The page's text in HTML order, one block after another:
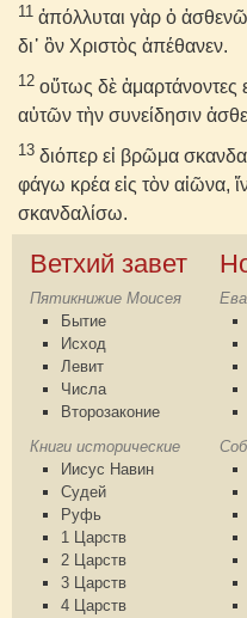
11 ἀπόλλυται γὰρ ὁ
δι᾽ ὃν Χριστὸς ἀπέθανεν.
12 οὕτως δὲ ἁμαρτάνοντες
αὐτῶν τὴν συνείδησιν
13 διόπερ εἰ βρῶμα
φάγω κρέα εἰς τὸν αἰῶνα,
σκανδαλίσω.
Ветхий завет
Пятикнижие Моисея
Бытие
Исход
Левит
Числа
Второзаконие
Книги исторические
Иисус Навин
Судей
Руфь
1 Царств
2 Царств
3 Царств
4 Царств